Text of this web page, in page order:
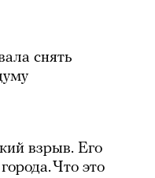
снять
взрыв. Его
Что это